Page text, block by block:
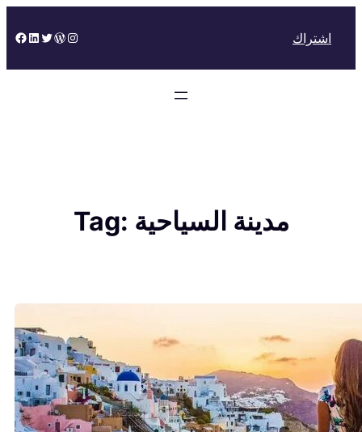
to
Facebook
LinkedIn
Twitter
WordPress
Instagram اشتراك
Tag: مدينة السياحية